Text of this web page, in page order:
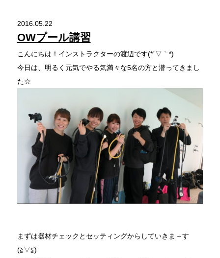
2016.05.22
OWプール講習
こんにちは！インストラクターの渡辺です(*´▽｀*)
今日は、明るく元気でやる気満々な5名の方と潜ってきまし
た☆
まずは器材チェックとセッティングからしていきま～す
(≧▽≦)